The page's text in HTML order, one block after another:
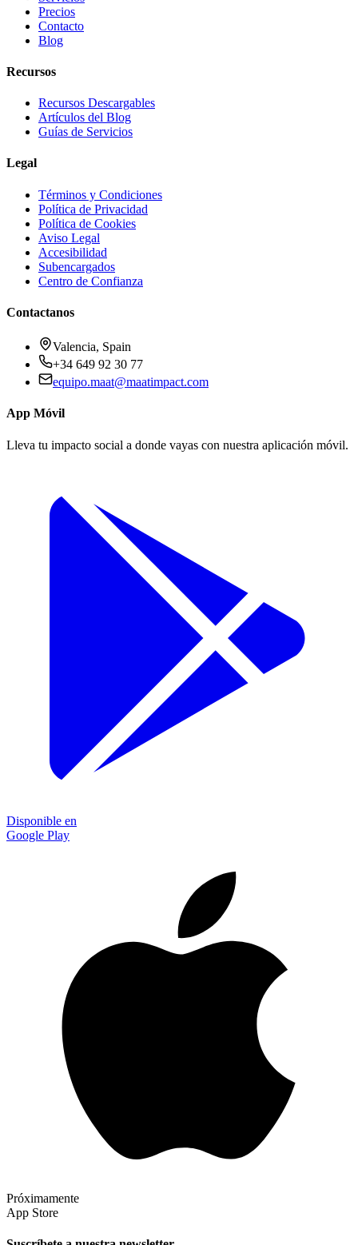
Precios
Contacto
Blog
Recursos
Recursos Descargables
Artículos del Blog
Guías de Servicios
Legal
Términos y Condiciones
Política de Privacidad
Política de Cookies
Aviso Legal
Accesibilidad
Subencargados
Centro de Confianza
Contactanos
Valencia, Spain
+34 649 92 30 77
equipo.maat@maatimpact.com
App Móvil
Lleva tu impacto social a donde vayas con nuestra aplicación móvil.
Disponible en
Google Play
Próximamente
App Store